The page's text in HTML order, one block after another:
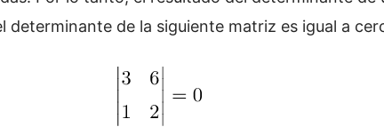
determinante de la siguiente matriz es igual a